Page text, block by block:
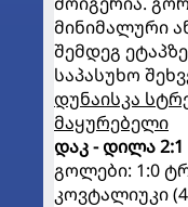
მინიმალური
შემდეგ
საპასუხო
დუნაისკა
მაყურებელი
დაკ - დილა 2:1
გოლები: 1:0
კოვტალიუკი